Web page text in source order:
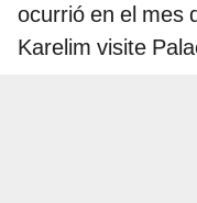
ocurrió en el mes
Karelim visite